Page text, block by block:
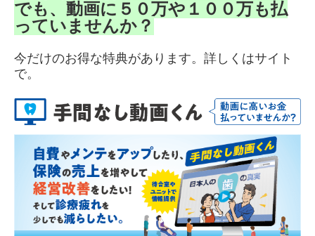
でも、動画に５０万や１００万も払
っていませんか？
今だけのお得な特典があります。詳しくはサイト
で。